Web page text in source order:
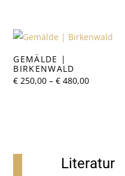
GEMÄLDE |
BIRKENWALD
€ 250,00 –€ 480,00
Literatur